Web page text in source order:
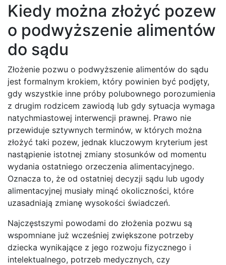
Kiedy można złożyć pozew
o podwyższenie alimentów
do sądu
Złożenie pozwu o podwyższenie alimentów do sądu
jest formalnym krokiem, który powinien być podjęty,
gdy wszystkie inne próby polubownego porozumienia
z drugim rodzicem zawiodą lub gdy sytuacja wymaga
natychmiastowej interwencji prawnej. Prawo nie
przewiduje sztywnych terminów, w których można
złożyć taki pozew, jednak kluczowym kryterium jest
nastąpienie istotnej zmiany stosunków od momentu
wydania ostatniego orzeczenia alimentacyjnego.
Oznacza to, że od ostatniej decyzji sądu lub ugody
alimentacyjnej musiały minąć okoliczności, które
uzasadniają zmianę wysokości świadczeń.
Najczęstszymi powodami do złożenia pozwu są
wspomniane już wcześniej zwiększone potrzeby
dziecka wynikające z jego rozwoju fizycznego i
intelektualnego, potrzeb medycznych, czy